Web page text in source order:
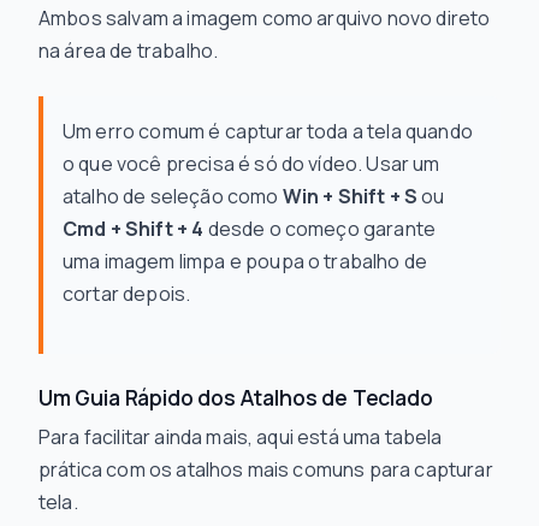
Ambos salvam a imagem como arquivo novo direto
na área de trabalho.
Um erro comum é capturar toda a tela quando
o que você precisa é só do vídeo. Usar um
atalho de seleção como Win + Shift + Sou
Cmd + Shift + 4 desde o começo garante
uma imagem limpa e poupa o trabalho de
cortar depois.
Um Guia Rápido dos Atalhos de Teclado
Para facilitar ainda mais, aqui está uma tabela
prática com os atalhos mais comuns para capturar
tela.